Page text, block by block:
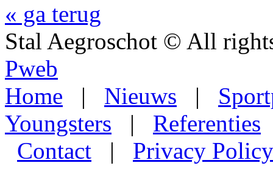
« ga terug
Stal Aegroschot © All
Pweb
Home | Nieuws |
Youngsters | Referenties
Contact | Privacy Policy